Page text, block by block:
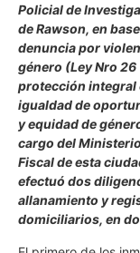
Policial de
de Rawson, en
denuncia por
género (Ley Nro 26
protección integral
igualdad de
y equidad de
cargo del
Fiscal de esta
efectuó dos
allanamiento y
domiciliarios, en